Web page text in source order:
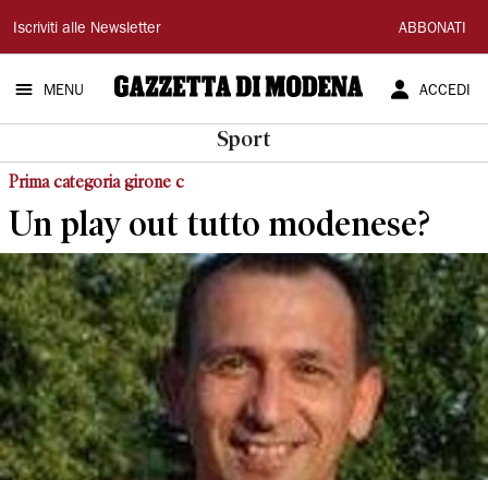
Gazzetta
di
Modena
Iscriviti alle Newsletter ABBONATI
MENU ACCEDI
Sport
Prima categoria girone c
Un play out tutto modenese?